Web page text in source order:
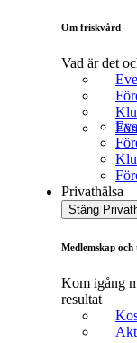
Om friskvård
Vad är det
Privathälsa
Stäng
Medlemskap
Kom igång
resultat